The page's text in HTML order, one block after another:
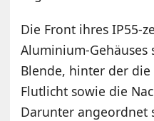
Die Front ihres IP55-
Aluminium-Gehäuses
Blende, hinter der die
Flutlicht sowie die
Darunter angeordnet